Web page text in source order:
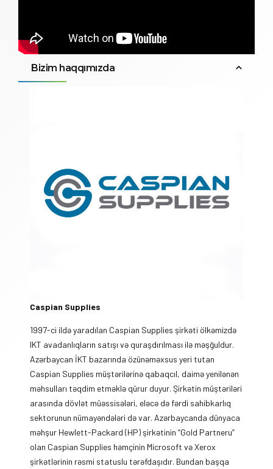
Bizim haqqımızda
Caspian Supplies
1997-ci ildə yaradılan Caspian Supplies şirkəti ölkəmizdə
IKT avadanlıqların satışı və quraşdırılması ilə məşğuldur.
Azərbaycan İKT bazarında özünəməxsus yeri tutan
Caspian Supplies müştərilərinə qabaqcıl, daimə yenilənən
məhsulları təqdim etməklə qürur duyur. Şirkətin müştəriləri
arasında dövlət müəssisələri, eləcə də fərdi sahibkarlıq
sektorunun nümayəndələri də var. Azərbaycanda dünyaca
məhşur Hewlett-Packard (HP) şirkətinin “Gold Partneru”
olan Caspian Supplies həmçinin Microsoft və Xerox
şirkətlərinin rəsmi statuslu tərəfdaşıdır. Bundan başqa